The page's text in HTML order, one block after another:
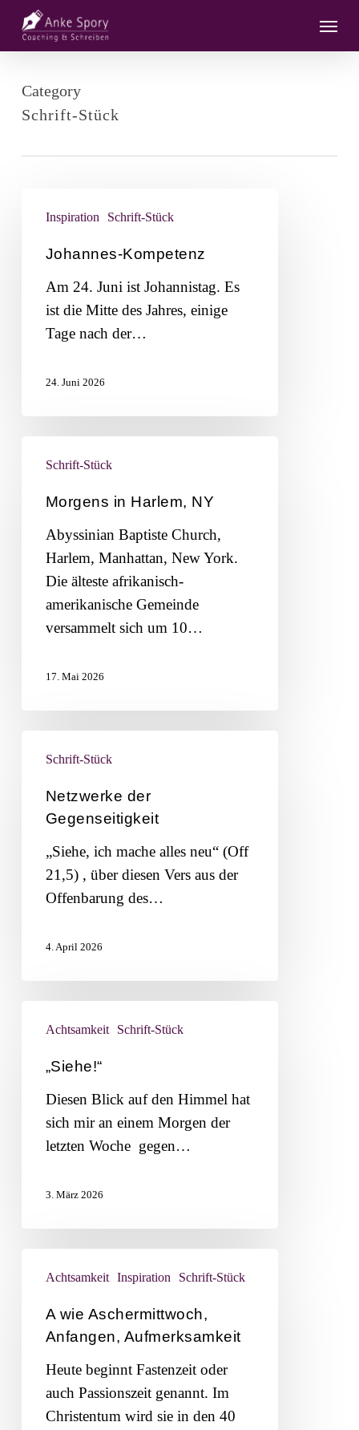
Menu
Category
Schrift-Stück
Kompetenz
Inspiration Schrift-Stück
Johannes-Kompetenz
Am 24. Juni ist Johannistag. Es
ist die Mitte des Jahres, einige
Tage nach der…
24. Juni 2026
Harlem,
Schrift-Stück
Morgens in Harlem, NY
Abyssinian Baptiste Church,
Harlem, Manhattan, New York.
Die älteste afrikanisch-
amerikanische Gemeinde
versammelt sich um 10…
17. Mai 2026
Gegenseitigkeit
Schrift-Stück
Netzwerke der
Gegenseitigkeit
„Siehe, ich mache alles neu“ (Off
21,5) , über diesen Vers aus der
Offenbarung des…
4. April 2026
Achtsamkeit Schrift-Stück
„Siehe!“
Diesen Blick auf den Himmel hat
sich mir an einem Morgen der
letzten Woche gegen…
3. März 2026
Aschermittwoch,
Anfangen,
Achtsamkeit Inspiration Schrift-Stück
A wie Aschermittwoch,
Anfangen, Aufmerksamkeit
Heute beginnt Fastenzeit oder
auch Passionszeit genannt. Im
Christentum wird sie in den 40